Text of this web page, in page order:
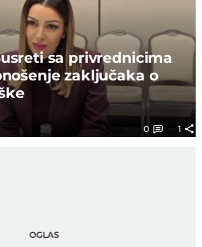
sa privrednicima
zaključaka o
0 1